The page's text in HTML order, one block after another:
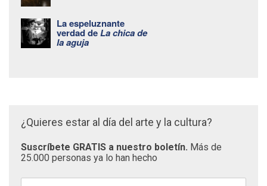
La espeluznante
verdad deLa chica de
la aguja
¿Quieres estar al día del arte y la cultura?
Suscríbete GRATIS a nuestro boletín. Más de
25.000 personas ya lo han hecho